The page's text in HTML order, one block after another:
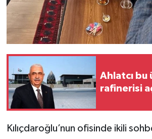
Ahlatcı bu
rafinerisi
Kılıçdaroğlu’nun ofisinde ikili